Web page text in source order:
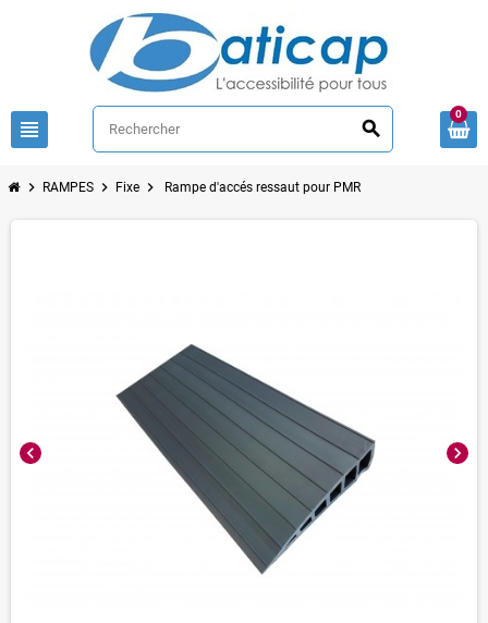
view_headline search
0
chevron_right RAMPES chevron_right Fixe chevron_right Rampe d'accés ressaut pour PMR
chevron_left chevron_right